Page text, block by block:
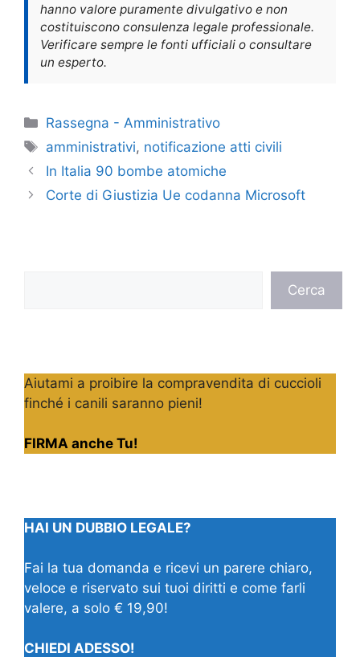
hanno valore puramente divulgativo e non
costituiscono consulenza legale professionale.
Verificare sempre le fonti ufficiali o consultare
un esperto.
Categorie
Rassegna - Amministrativo
Tag
amministrativi, notificazione atti civili
In Italia 90 bombe atomiche
Corte di Giustizia Ue codanna Microsoft
Cerca
Aiutami a proibire la compravendita di cuccioli
finché i canili saranno pieni!
FIRMA anche Tu!
HAI UN DUBBIO LEGALE?
Fai la tua domanda e ricevi un parere chiaro,
veloce e riservato sui tuoi diritti e come farli
valere, a solo € 19,90!
CHIEDI ADESSO!